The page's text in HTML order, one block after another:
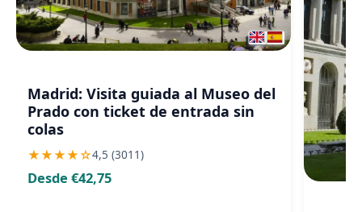
Madrid: Visita guiada al Museo del
Prado con ticket de entrada sin
colas
★★★★☆4,5 (3011)
Desde €42,75